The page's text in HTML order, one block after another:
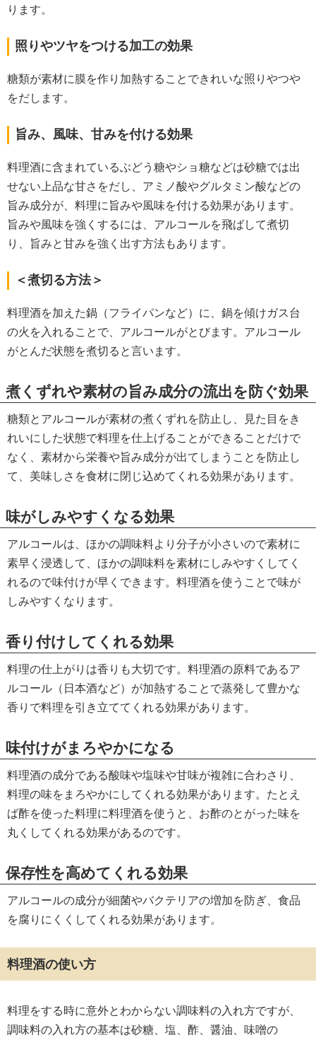
ります。
照りやツヤをつける加工の効果
糖類が素材に膜を作り加熱することできれいな照りやつや
をだします。
旨み、風味、甘みを付ける効果
料理酒に含まれているぶどう糖やショ糖などは砂糖では出
せない上品な甘さをだし、アミノ酸やグルタミン酸などの
旨み成分が、料理に旨みや風味を付ける効果があります。
旨みや風味を強くするには、アルコールを飛ばして煮切
り、旨みと甘みを強く出す方法もあります。
＜煮切る方法＞
料理酒を加えた鍋（フライパンなど）に、鍋を傾けガス台
の火を入れることで、アルコールがとびます。アルコール
がとんだ状態を煮切ると言います。
煮くずれや素材の旨み成分の流出を防ぐ効果
糖類とアルコールが素材の煮くずれを防止し、見た目をき
れいにした状態で料理を仕上げることができることだけで
なく、素材から栄養や旨み成分が出てしまうことを防止し
て、美味しさを食材に閉じ込めてくれる効果があります。
味がしみやすくなる効果
アルコールは、ほかの調味料より分子が小さいので素材に
素早く浸透して、ほかの調味料を素材にしみやすくしてく
れるので味付けが早くできます。料理酒を使うことで味が
しみやすくなります。
香り付けしてくれる効果
料理の仕上がりは香りも大切です。料理酒の原料であるア
ルコール（日本酒など）が加熱することで蒸発して豊かな
香りで料理を引き立ててくれる効果があります。
味付けがまろやかになる
料理酒の成分である酸味や塩味や甘味が複雑に合わさり、
料理の味をまろやかにしてくれる効果があります。たとえ
ば酢を使った料理に料理酒を使うと、お酢のとがった味を
丸くしてくれる効果があるのです。
保存性を高めてくれる効果
アルコールの成分が細菌やバクテリアの増加を防ぎ、食品
を腐りにくくしてくれる効果があります。
料理酒の使い方
料理をする時に意外とわからない調味料の入れ方ですが、
調味料の入れ方の基本は砂糖、塩、酢、醤油、味噌の